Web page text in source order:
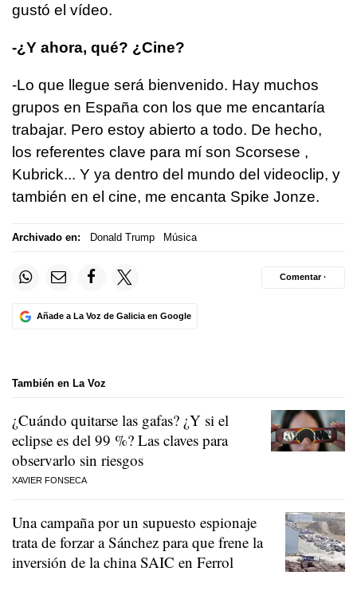
gustó el vídeo.
-¿Y ahora, qué? ¿Cine?
-Lo que llegue será bienvenido. Hay muchos
grupos en España con los que me encantaría
trabajar. Pero estoy abierto a todo. De hecho,
los referentes clave para mí son Scorsese ,
Kubrick... Y ya dentro del mundo del videoclip, y
también en el cine, me encanta Spike Jonze.
Archivado en: Donald Trump Música
Añade a La Voz de Galicia en Google
Comentar ·
También en La Voz
¿Cuándo quitarse las gafas? ¿Y si el
eclipse es del 99 %? Las claves para
observarlo sin riesgos
XAVIER FONSECA
Una campaña por un supuesto espionaje
trata de forzar a Sánchez para que frene la
inversión de la china SAIC en Ferrol